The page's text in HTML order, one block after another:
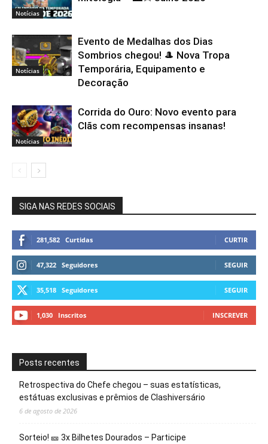
Notícias
Notícias
Evento de Medalhas dos Dias
Sombrios chegou! 🎩 Nova Tropa
Temporária, Equipamento e
Decoração
Notícias
Corrida do Ouro: Novo evento para
Clãs com recompensas insanas!
SIGA NAS REDES SOCIAIS
281,582 Curtidas CURTIR
47,322 Seguidores SEGUIR
35,518 Seguidores SEGUIR
1,030 Inscritos INSCREVER
Posts recentes
Retrospectiva do Chefe chegou – suas estatísticas,
estátuas exclusivas e prêmios de Clashiversário
6 de agosto de 2026
Sorteio! 🎫 3x Bilhetes Dourados – Participe